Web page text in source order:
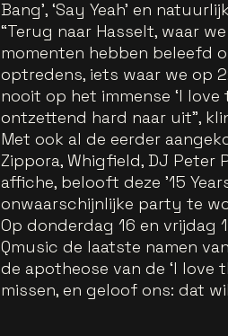
Bang’, ‘Say Yeah’ en
“Terug naar Hasselt, waar
momenten hebben beleefd
optredens, iets waar we op
nooit op het immense ‘I
ontzettend hard naar uit",
Met ook al de eerder
Zippora, Whigfield, DJ
affiche, belooft deze ’15
onwaarschijnlijke party te
Op donderdag 16 en
Qmusic de laatste namen
de apotheose van de ‘I love
missen, en geloof ons: dat